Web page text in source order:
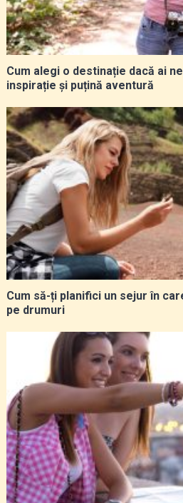
Cum alegi o destinație dacă ai
inspirație și puțină aventură
Cum să-ți planifici un sejur în
pe drumuri